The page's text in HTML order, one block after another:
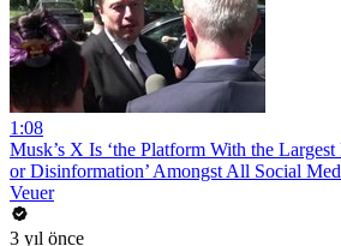
1:08
Musk’s X Is ‘the Platform With the
or Disinformation’ Amongst All Social
Veuer
3 yıl önce